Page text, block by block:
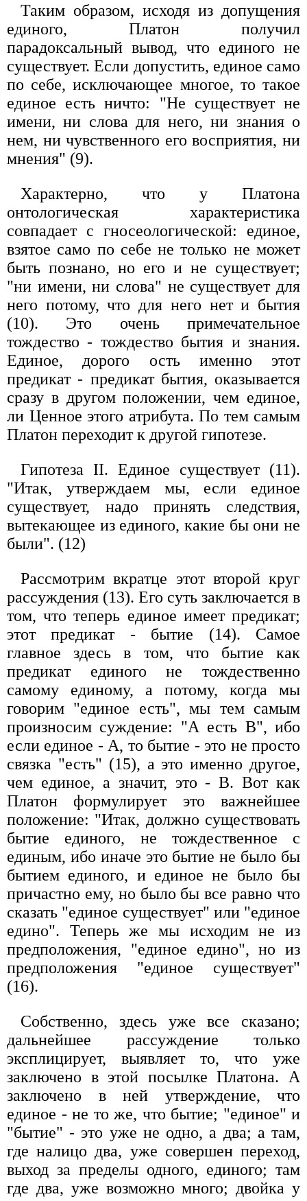
Таким образом, исходя из допущения
единого, Платон получил
парадоксальный вывод, что единого не
существует. Если допустить, единое само
по себе, исключающее многое, то такое
единое есть ничто: "Не существует не
имени, ни слова для него, ни знания о
нем, ни чувственного его восприятия, ни
мнения" (9).
Характерно, что у Платона
онтологическая характеристика
совпадает с гносеологической: единое,
взятое само по себе не только не может
быть познано, но его и не существует;
"ни имени, ни слова" не существует для
него потому, что для него нет и бытия
(10). Это очень примечательное
тождество - тождество бытия и знания.
Единое, дорого ость именно этот
предикат - предикат бытия, оказывается
сразу в другом положении, чем единое,
ли Ценное этого атрибута. По тем самым
Платон переходит к другой гипотезе.
Гипотеза II. Единое существует (11).
"Итак, утверждаем мы, если единое
существует, надо принять следствия,
вытекающее из единого, какие бы они не
были". (12)
Рассмотрим вкратце этот второй круг
рассуждения (13). Его суть заключается в
том, что теперь единое имеет предикат;
этот предикат - бытие (14). Самое
главное здесь в том, что бытие как
предикат единого не тождественно
самому единому, а потому, когда мы
говорим "единое есть", мы тем самым
произносим суждение: "А есть В", ибо
если единое - А, то бытие - это не просто
связка "есть" (15), а это именно другое,
чем единое, а значит, это - В. Вот как
Платон формулирует это важнейшее
положение: "Итак, должно существовать
бытие единого, не тождественное с
единым, ибо иначе это бытие не было бы
бытием единого, и единое не было бы
причастно ему, но было бы все равно что
сказать "единое существует" или "единое
едино". Теперь же мы исходим не из
предположения, "единое едино", но из
предположения "единое существует"
(16).
Собственно, здесь уже все сказано;
дальнейшее рассуждение только
эксплицирует, выявляет то, что уже
заключено в этой посылке Платона. А
заключено в ней утверждение, что
единое - не то же, что бытие; "единое" и
"бытие" - это уже не одно, а два; а там,
где налицо два, уже совершен переход,
выход за пределы одного, единого; там
где два, уже возможно много; двойка у